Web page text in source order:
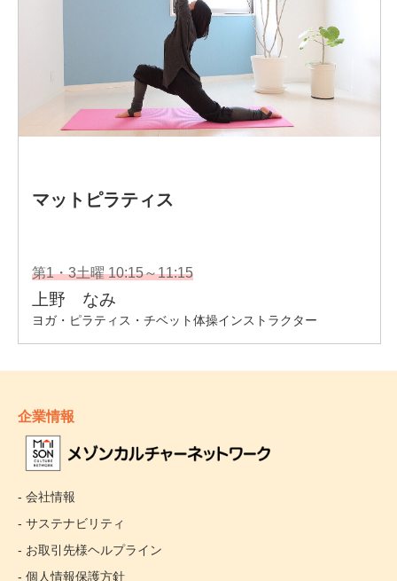
企業情報
- 会社情報
- サステナビリティ
- お取引先様ヘルプライン
- 個人情報保護方針